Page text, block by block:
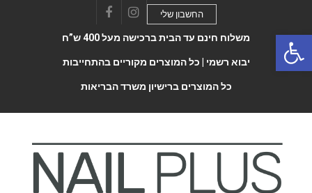
FacebookInstagram
החשבון שלי
משלוח חינם עד הבית ברכישה מעל 400 ש”ח
יבוא רשמי | כל המוצרים מקוריים בהתחייבות
כל המוצרים ברישיון משרד הבריאות